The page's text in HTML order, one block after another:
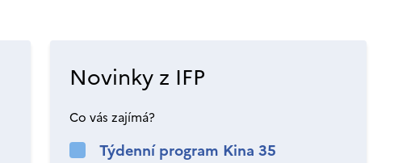
Novinky z IFP
Co vás zajímá?
Týdenní program Kina 35